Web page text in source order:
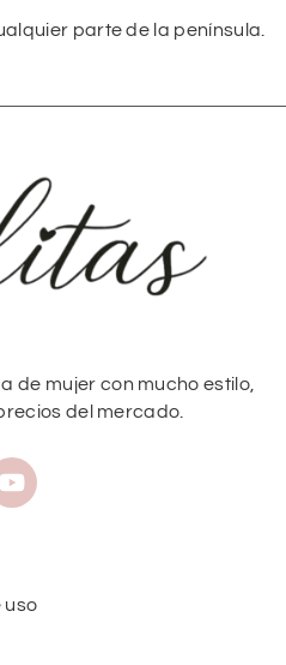
parte de la península.
de mujer con mucho estilo,
del mercado.
uso